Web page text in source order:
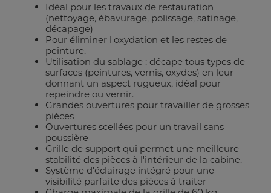
Idéal pour les travaux de restauration
(nettoyage, ébavurage, polissage, satinage,
décapage)
Pour éliminer l'oxydation et les restes de
peinture.
Utilisation du sablage : décape tous types de
surfaces (peintures, vernis, oxydes) en leur
donnant un aspect rugueux, idéal pour
repeindre ou vernir.
Grandes ouvertures pour travailler de grosses
pièces
Ouvertures scellées pour un travail sans
poussière
Grille de support qui permet une meilleure
stabilité des pièces à l'intérieur de la cabine.
Système d'éclairage intégré pour une
visibilité parfaite des pièces à traiter